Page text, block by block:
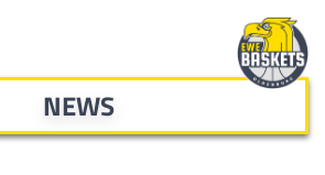
NEWS